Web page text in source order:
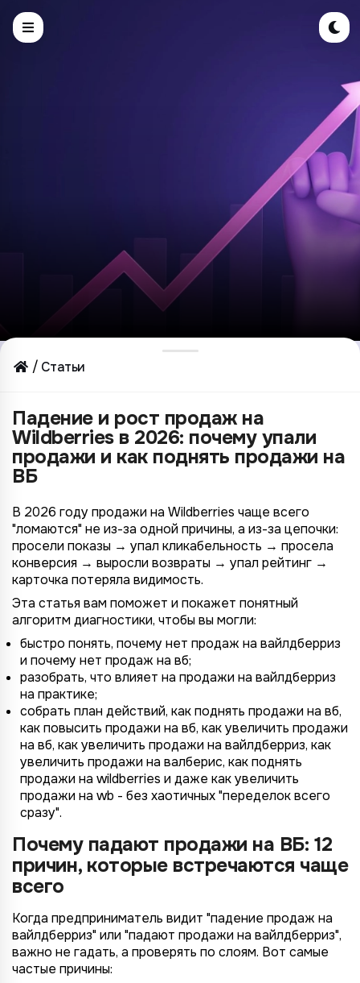
Статьи
Падение и рост продаж на
Wildberries в 2026: почему упали
продажи и как поднять продажи на
ВБ
В 2026 году продажи на Wildberries чаще всего
"ломаются" не из-за одной причины, а из-за цепочки:
просели показы → упал кликабельность → просела
конверсия → выросли возвраты → упал рейтинг →
карточка потеряла видимость.
Эта статья вам поможет и покажет понятный
алгоритм диагностики, чтобы вы могли:
быстро понять, почему нет продаж на вайлдберриз
и почему нет продаж на вб;
разобрать, что влияет на продажи на вайлдберриз
на практике;
собрать план действий, как поднять продажи на вб,
как повысить продажи на вб, как увеличить продажи
на вб, как увеличить продажи на вайлдберриз, как
увеличить продажи на валберис, как поднять
продажи на wildberries и даже как увеличить
продажи на wb - без хаотичных "переделок всего
сразу".
Почему падают продажи на ВБ: 12
причин, которые встречаются чаще
всего
Когда предприниматель видит "падение продаж на
вайлдберриз" или "падают продажи на вайлдберриз",
важно не гадать, а проверять по слоям. Вот самые
частые причины: